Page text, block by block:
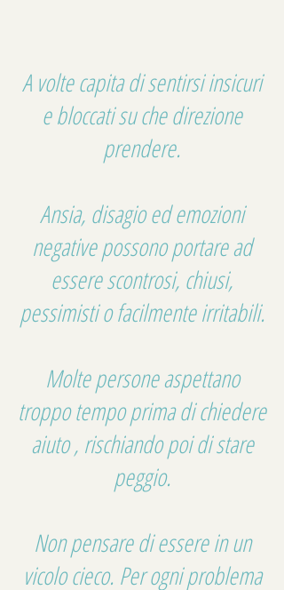
A volte capita di sentirsi insicuri
e bloccati su che direzione
prendere.
Ansia, disagio ed emozioni
negative possono portare ad
essere scontrosi, chiusi,
pessimisti o facilmente irritabili.
Molte persone aspettano
troppo tempo prima di chiedere
aiuto , rischiando poi di stare
peggio.
Non pensare di essere in un
vicolo cieco. Per ogni problema